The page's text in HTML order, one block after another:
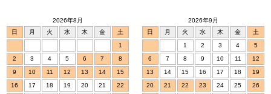
2026年8月
日
月 火 水 木 金
土
1
2
3 4 5 6 7
8
9
10 11 12 13 14
15
16
17 18 19 20 21
22
2026年9月
日
月 火 水 木 金
土
1
2 3 4
5
6
7 8 9 10 11
12
13
14 15 16 17 18
19
20
21 22 23 24 25
26